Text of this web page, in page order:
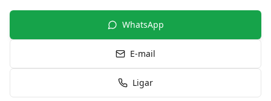
Superfície lisa e aplainada, sem frisos ou ranhuras
Toque confortável para caminhar descalço
Facilita a limpeza, pois não acumula poeira, folhas ou
resíduos
Fixado sobre estrutura de barrotes de madeira,
WhatsApp
E-mail
Ligar